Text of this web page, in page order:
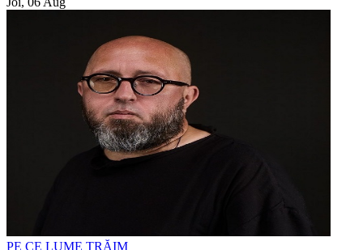
PE CE LUME TRĂIM